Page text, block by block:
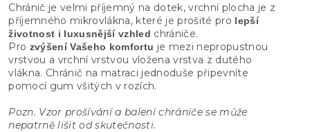
Chránič je velmi příjemný na dotek, vrchní plocha je z
příjemného mikrovlákna, které je prošité pro lepší
životnost i luxusnější vzhled chrániče.
Pro zvýšení Vašeho komfortu je mezi nepropustnou
vrstvou a vrchní vrstvou vložena vrstva z dutého
vlákna. Chránič na matraci jednoduše připevníte
pomocí gum všitých v rozích.
Pozn. Vzor prošívání a balení chrániče se může
nepatrně lišit od skutečnosti.